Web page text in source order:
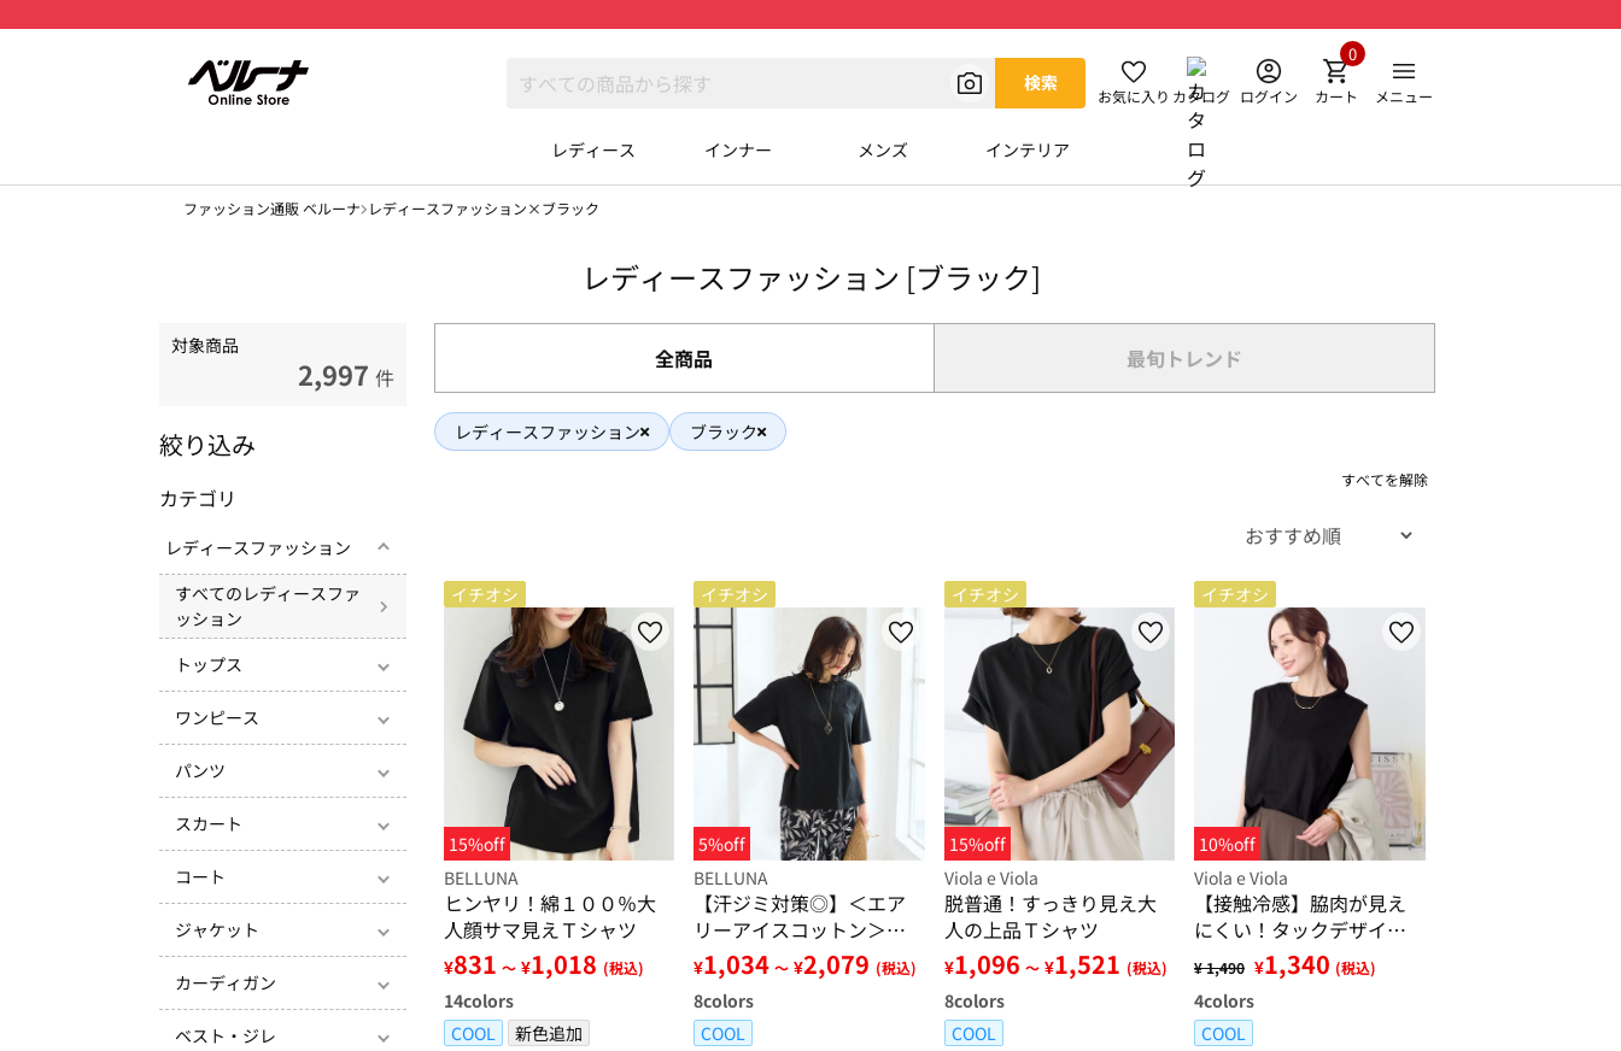
検索
お気に入り カタログ ログイン カート
0
メニュー
レディース インナー メンズ インテリア
ファッション通販 ベルーナ レディースファッション×ブラック
レディースファッション [ブラック]
対象商品
2,997 件
絞り込み
カテゴリ
レディースファッション
すべてのレディースファ
ッション
トップス
ワンピース
パンツ
スカート
コート
ジャケット
カーディガン
ベスト・ジレ
全商品 最旬トレンド
レディースファッション ブラック
すべてを解除
イチオシ
15%off
BELLUNA
ヒンヤリ！綿１００％大
人顔サマ見えＴシャツ
¥831 ～ ¥1,018 (税込)
14colors
COOL
新色追加
イチオシ
5%off
BELLUNA
【汗ジミ対策◎】＜エア
リーアイスコットン＞オ
ーバーサイズＴシャツ
【選べる袖丈】
¥1,034 ～ ¥2,079 (税込)
8colors
COOL
イチオシ
15%off
Viola e Viola
脱普通！すっきり見え大
人の上品Ｔシャツ
¥1,096 ～ ¥1,521 (税込)
8colors
COOL
イチオシ
10%off
Viola e Viola
【接触冷感】脇肉が見え
にくい！タックデザイン
タンクトップ
¥ 1,490 ¥1,340 (税込)
4colors
COOL